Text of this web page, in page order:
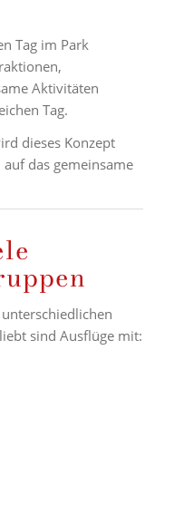
Tag im Park
Aktivitäten
Tag.
dieses Konzept
das gemeinsame
sind Ausflüge mit: